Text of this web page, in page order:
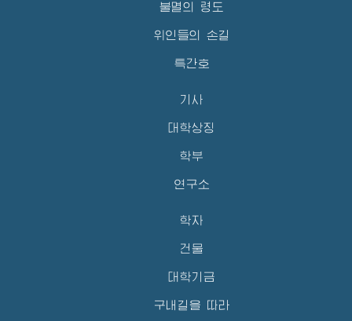
불멸의 령도
위인들의 손길
특간호
기사
대학상징
학부
연구소
학자
건물
대학기금
구내길을 따라